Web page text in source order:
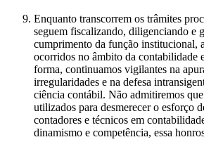
Enquanto transcorrem os trâmites
seguem fiscalizando, diligenciando e
cumprimento da função institucional,
ocorridos no âmbito da contabilidade
forma, continuamos vigilantes na
irregularidades e na defesa
ciência contábil. Não admitiremos
utilizados para desmerecer o esforço
contadores e técnicos em
dinamismo e competência, essa